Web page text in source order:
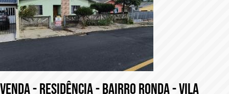
VENDA - RESIDÊNCIA - bAIRRO RONDA - VILA